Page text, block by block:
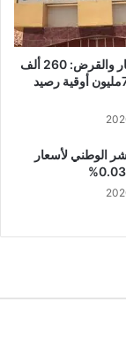
صناديق الادخار والقرض: 260 ألف
منتسب و700مليون أوقية رصيد
الوطني لأسعار